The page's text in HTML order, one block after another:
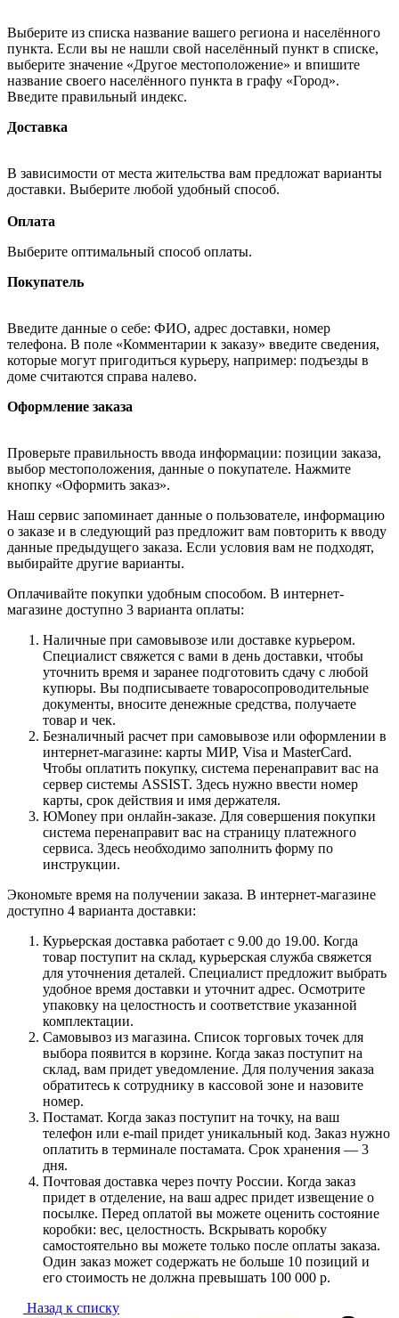
Выберите из списка название вашего региона и населённого
пункта. Если вы не нашли свой населённый пункт в списке,
выберите значение «Другое местоположение» и впишите
название своего населённого пункта в графу «Город».
Введите правильный индекс.
Доставка
В зависимости от места жительства вам предложат варианты
доставки. Выберите любой удобный способ.
Оплата
Выберите оптимальный способ оплаты.
Покупатель
Введите данные о себе: ФИО, адрес доставки, номер
телефона. В поле «Комментарии к заказу» введите сведения,
которые могут пригодиться курьеру, например: подъезды в
доме считаются справа налево.
Оформление заказа
Проверьте правильность ввода информации: позиции заказа,
выбор местоположения, данные о покупателе. Нажмите
кнопку «Оформить заказ».
Наш сервис запоминает данные о пользователе, информацию
о заказе и в следующий раз предложит вам повторить к вводу
данные предыдущего заказа. Если условия вам не подходят,
выбирайте другие варианты.
Оплачивайте покупки удобным способом. В интернет-
магазине доступно 3 варианта оплаты:
Наличные при самовывозе или доставке курьером.
Специалист свяжется с вами в день доставки, чтобы
уточнить время и заранее подготовить сдачу с любой
купюры. Вы подписываете товаросопроводительные
документы, вносите денежные средства, получаете
товар и чек.
Безналичный расчет при самовывозе или оформлении в
интернет-магазине: карты МИР, Visa и MasterCard.
Чтобы оплатить покупку, система перенаправит вас на
сервер системы ASSIST. Здесь нужно ввести номер
карты, срок действия и имя держателя.
ЮMoney при онлайн-заказе. Для совершения покупки
система перенаправит вас на страницу платежного
сервиса. Здесь необходимо заполнить форму по
инструкции.
Экономьте время на получении заказа. В интернет-магазине
доступно 4 варианта доставки:
Курьерская доставка работает с 9.00 до 19.00. Когда
товар поступит на склад, курьерская служба свяжется
для уточнения деталей. Специалист предложит выбрать
удобное время доставки и уточнит адрес. Осмотрите
упаковку на целостность и соответствие указанной
комплектации.
Самовывоз из магазина. Список торговых точек для
выбора появится в корзине. Когда заказ поступит на
склад, вам придет уведомление. Для получения заказа
обратитесь к сотруднику в кассовой зоне и назовите
номер.
Постамат. Когда заказ поступит на точку, на ваш
телефон или e-mail придет уникальный код. Заказ нужно
оплатить в терминале постамата. Срок хранения — 3
дня.
Почтовая доставка через почту России. Когда заказ
придет в отделение, на ваш адрес придет извещение о
посылке. Перед оплатой вы можете оценить состояние
коробки: вес, целостность. Вскрывать коробку
самостоятельно вы можете только после оплаты заказа.
Один заказ может содержать не больше 10 позиций и
его стоимость не должна превышать 100 000 р.
Назад к списку